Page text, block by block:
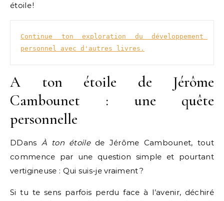
étoile !
Continue ton exploration du développement
personnel avec d'autres livres.
A ton étoile de Jérôme
Cambounet : une quête
personnelle
DDans À ton étoilede Jérôme Cambounet, tout
commence par une question simple et pourtant
vertigineuse : Qui suis-je vraiment ?
Si tu te sens parfois perdu face à l’avenir, déchiré